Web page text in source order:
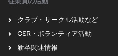
クラブ・サークル活動など
CSR・ボランティア活動
新卒関連情報